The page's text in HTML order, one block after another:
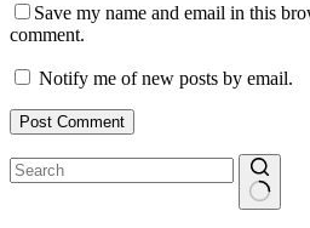
Save my name and email in this
comment.
Notify me of new posts by email.
Post Comment